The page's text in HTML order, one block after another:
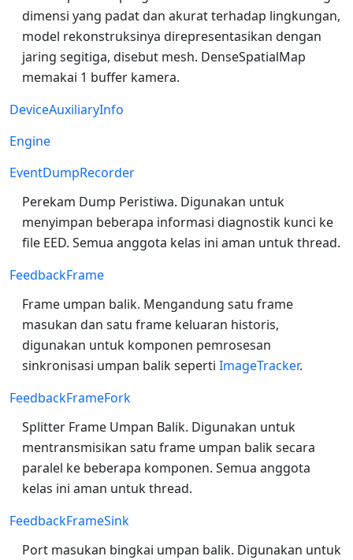
dimensi yang padat dan akurat terhadap lingkungan,
model rekonstruksinya direpresentasikan dengan
jaring segitiga, disebut mesh. DenseSpatialMap
memakai 1 buffer kamera.
DeviceAuxiliaryInfo
Engine
EventDumpRecorder
Perekam Dump Peristiwa. Digunakan untuk
menyimpan beberapa informasi diagnostik kunci ke
file EED. Semua anggota kelas ini aman untuk thread.
FeedbackFrame
Frame umpan balik. Mengandung satu frame
masukan dan satu frame keluaran historis,
digunakan untuk komponen pemrosesan
sinkronisasi umpan balik seperti ImageTracker.
FeedbackFrameFork
Splitter Frame Umpan Balik. Digunakan untuk
mentransmisikan satu frame umpan balik secara
paralel ke beberapa komponen. Semua anggota
kelas ini aman untuk thread.
FeedbackFrameSink
Port masukan bingkai umpan balik. Digunakan untuk